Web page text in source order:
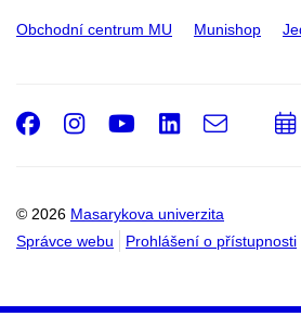
Obchodní centrum MU Munishop
© 2026 Masarykova univerzita
Správce webu
Prohlášení o přístupnosti
Facebook
Instagram
Youtube
LinkedIn
e-